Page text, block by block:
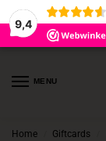
9,4
MENU
Home Giftcards